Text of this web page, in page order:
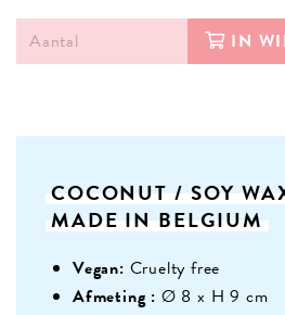
IN
COCONUT / SOY
MADE IN BELGIUM
Vegan: Cruelty free
Afmeting : Ø 8 x H 9 cm